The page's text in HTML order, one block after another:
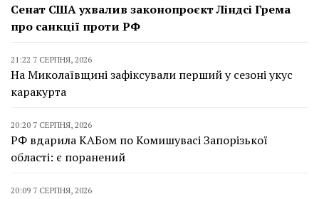
Сенат США ухвалив законопроєкт Ліндсі Грема
про санкції проти РФ
21:22 7 СЕРПНЯ, 2026
На Миколаївщині зафіксували перший у сезоні укус
каракурта
20:20 7 СЕРПНЯ, 2026
РФ вдарила КАБом по Комишувасі Запорізької
області: є поранений
20:09 7 СЕРПНЯ, 2026